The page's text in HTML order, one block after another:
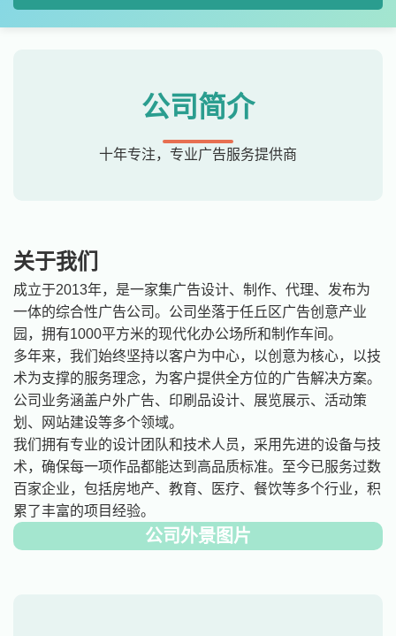
公司简介
十年专注，专业广告服务提供商
关于我们
成立于2013年，是一家集广告设计、制作、代理、发布为
一体的综合性广告公司。公司坐落于任丘区广告创意产业
园，拥有1000平方米的现代化办公场所和制作车间。
多年来，我们始终坚持以客户为中心，以创意为核心，以技
术为支撑的服务理念，为客户提供全方位的广告解决方案。
公司业务涵盖户外广告、印刷品设计、展览展示、活动策
划、网站建设等多个领域。
我们拥有专业的设计团队和技术人员，采用先进的设备与技
术，确保每一项作品都能达到高品质标准。至今已服务过数
百家企业，包括房地产、教育、医疗、餐饮等多个行业，积
累了丰富的项目经验。
公司外景图片